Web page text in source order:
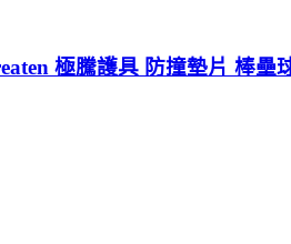
極騰護具 防撞墊片 棒壘